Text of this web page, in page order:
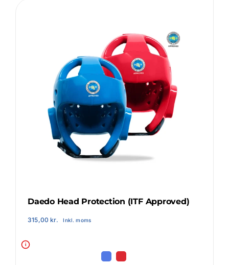
Daedo Head Protection (ITF Approved)
315,00kr. Inkl. moms
i